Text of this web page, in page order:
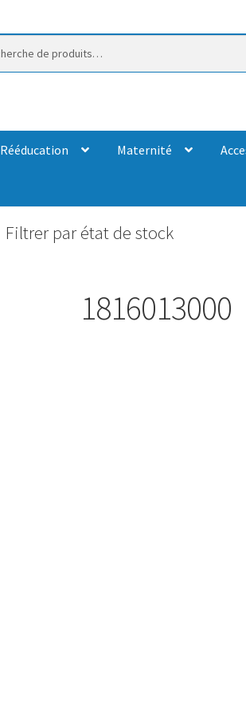
Rééducation Maternité
Filtrer par état de stock
1816013000